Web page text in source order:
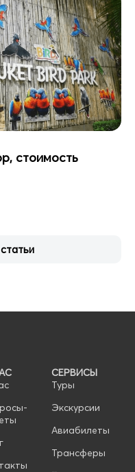
стоимость
СЕРВИСЫ
Туры
Экскурсии
Авиабилеты
Трансферы